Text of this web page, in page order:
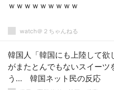
ｗｗｗｗｗｗｗｗｗ
watch＠２ちゃんねる
韓国人「韓国にも上陸して欲
がまたとんでもないスイーツ
う… 韓国ネット民の反応